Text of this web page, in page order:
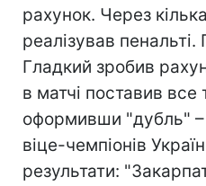
рахунок. Через
реалізував
Гладкий зробив
в матчі поставив
оформивши "дубль" –
віце-чемпіонів
результати: